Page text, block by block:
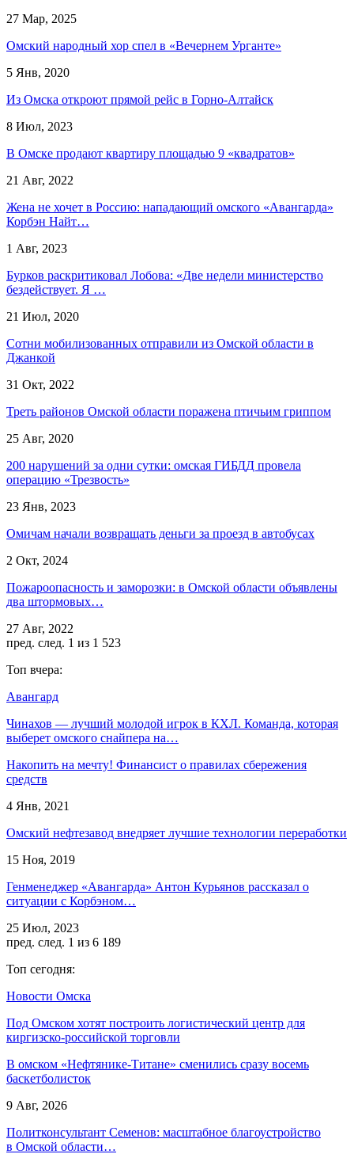
27 Мар, 2025
Омский народный хор спел в «Вечернем Урганте»
5 Янв, 2020
Из Омска откроют прямой рейс в Горно-Алтайск
8 Июл, 2023
В Омске продают квартиру площадью 9 «квадратов»
21 Авг, 2022
Жена не хочет в Россию: нападающий омского «Авангарда»
Корбэн Найт…
1 Авг, 2023
Бурков раскритиковал Лобова: «Две недели министерство
бездействует. Я …
21 Июл, 2020
Сотни мобилизованных отправили из Омской области в
Джанкой
31 Окт, 2022
Треть районов Омской области поражена птичьим гриппом
25 Авг, 2020
200 нарушений за одни сутки: омская ГИБДД провела
операцию «Трезвость»
23 Янв, 2023
Омичам начали возвращать деньги за проезд в автобусах
2 Окт, 2024
Пожароопасность и заморозки: в Омской области объявлены
два штормовых…
27 Авг, 2022
пред. след. 1 из 1 523
Топ вчера:
Авангард
Чинахов — лучший молодой игрок в КХЛ. Команда, которая
выберет омского снайпера на…
Накопить на мечту! Финансист о правилах сбережения
средств
4 Янв, 2021
Омский нефтезавод внедряет лучшие технологии переработки
15 Ноя, 2019
Генменеджер «Авангарда» Антон Курьянов рассказал о
ситуации с Корбэном…
25 Июл, 2023
пред. след. 1 из 6 189
Топ сегодня:
Новости Омска
Под Омском хотят построить логистический центр для
киргизско-российской торговли
В омском «Нефтянике-Титане» сменились сразу восемь
баскетболисток
9 Авг, 2026
Политконсультант Семенов: масштабное благоустройство
в Омской области…